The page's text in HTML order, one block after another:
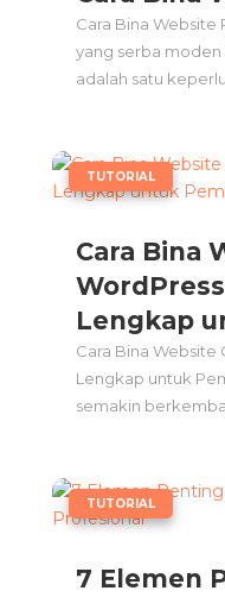
Cara Bina Website
yang serba
adalah satu
Cara Bina
Lengkap
TUTORIAL
Cara Bina Website
Lengkap untuk
semakin
7 Elemen
TUTORIAL